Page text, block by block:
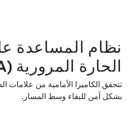
نظام المساعدة
الحارة المرورية (LFA)
تتحقق الكاميرا الأمامية من علامات
بشكل آمن للبقاء وسط المسار.